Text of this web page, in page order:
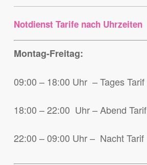
Notdienst Tarife nach Uhrzeiten
Montag-Freitag:
09:00 – 18:00 Uhr – Tages Tarif
18:00 – 22:00 Uhr – Abend Tarif
22:00 – 09:00 Uhr – Nacht Tarif